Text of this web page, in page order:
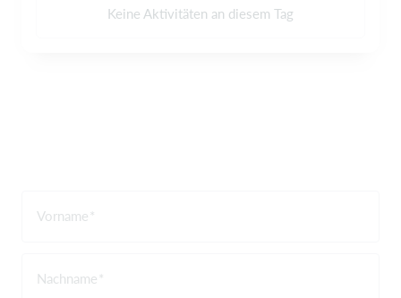
Keine Aktivitäten an diesem Tag
Vorname
Nachname